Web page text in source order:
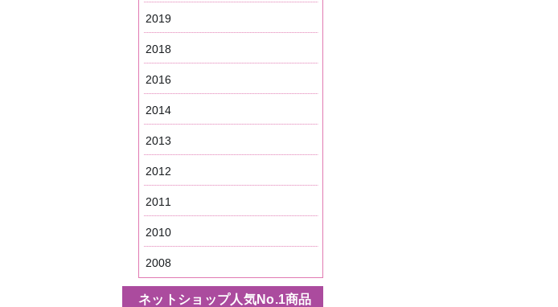
2019
2018
2016
2014
2013
2012
2011
2010
2008
ネットショップ人気No.1商品